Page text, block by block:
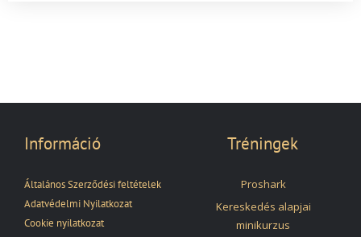
Információ
Általános Szerződési feltételek
Adatvédelmi Nyilatkozat
Cookie nyilatkozat
Tréningek
Proshark
Kereskedés alapjai
minikurzus